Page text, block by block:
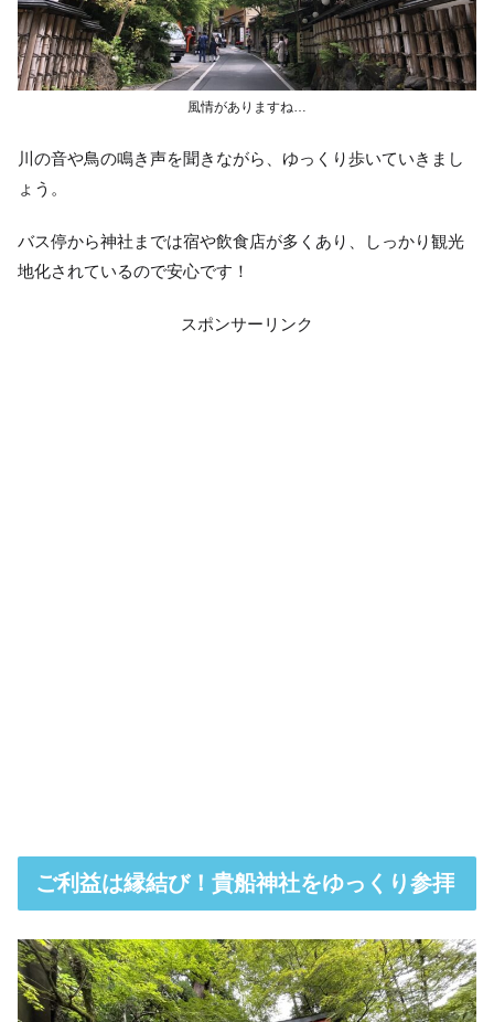
風情がありますね…
川の音や鳥の鳴き声を聞きながら、ゆっくり歩いていきまし
ょう。
バス停から神社までは宿や飲食店が多くあり、しっかり観光
地化されているので安心です！
スポンサーリンク
ご利益は縁結び！貴船神社をゆっくり参拝